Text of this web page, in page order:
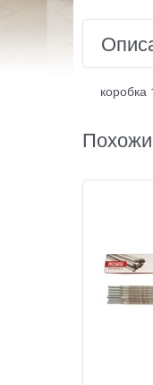
коробка